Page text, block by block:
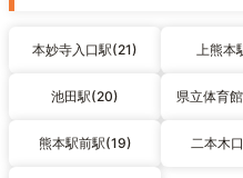
本妙寺入口駅(21) 上熊本
池田駅(20) 県立体育
熊本駅前駅(19) 二本木